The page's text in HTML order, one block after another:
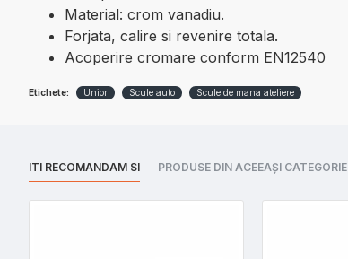
Material: crom vanadiu.
Forjata, calire si revenire totala.
Acoperire cromare conform EN12540
Etichete: Unior Scule auto Scule de mana ateliere
ITI RECOMANDAM SI PRODUSE DIN ACEEAȘI CATEGORIE